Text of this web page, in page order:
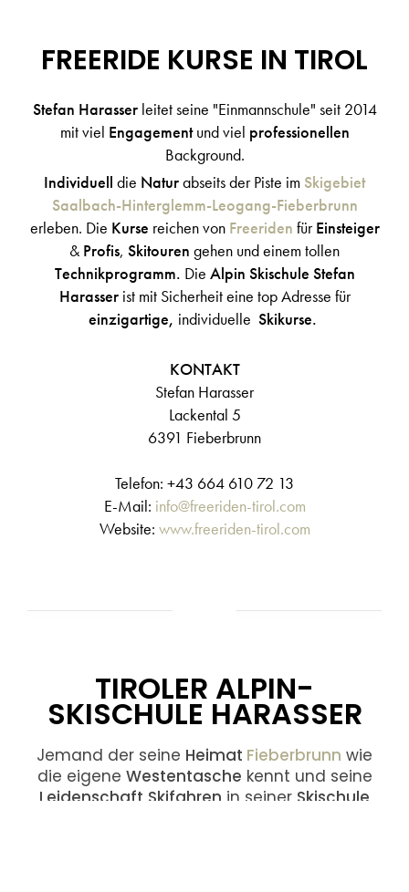
FREERIDE KURSE IN TIROL
Stefan Harasserleitet seine "Einmannschule" seit 2014
mit viel Engagementund viel professionellen
Background.
Individuell die Naturabseits der Piste im Skigebiet
Saalbach-Hinterglemm-Leogang-Fieberbrunn
erleben. Die Kurse reichen von Freeriden fürEinsteiger
& Profis, Skitouren gehen und einem tollen
Technikprogramm. Die Alpin Skischule Stefan
Harasser ist mit Sicherheit eine top Adresse für
einzigartige, individuelle Skikurse.
KONTAKT
Stefan Harasser
Lackental 5
6391 Fieberbrunn
Telefon: +43 664 610 72 13
E-Mail: info@freeriden-tirol.com
Website: www.freeriden-tirol.com
TIROLER ALPIN-
SKISCHULE HARASSER
Jemand der seine Heimat Fieberbrunn wie
die eigene Westentasche kennt und seine
Leidenschaft Skifahren in seiner Skischule